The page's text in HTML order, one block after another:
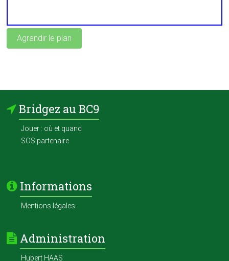
Agrandir le plan
Bridgez au BC9
Jouer : où et quand
SOS partenaire
Informations
Mentions légales
Administration
Hubert HAAS